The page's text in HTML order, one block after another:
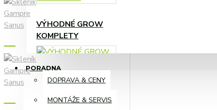
VÝHODNÉ GROW
KOMPLETY
ÚPRAVA VODY
PORADNA
DOPRAVA & CENY
MONTÁŽE & SERVIS